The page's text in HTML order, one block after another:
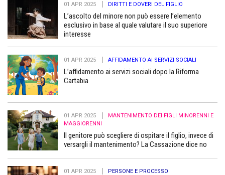
01 APR 2025 DIRITTI E DOVERI DEL FIGLIO
L’ascolto del minore non può essere l’elemento
esclusivo in base al quale valutare il suo superiore
interesse
01 APR 2025 AFFIDAMENTO AI SERVIZI SOCIALI
L’affidamento ai servizi sociali dopo la Riforma
Cartabia
01 APR 2025
MANTENIMENTO DEI FIGLI MINORENNI E
MAGGIORENNI
Il genitore può scegliere di ospitare il figlio, invece di
versargli il mantenimento? La Cassazione dice no
01 APR 2025 PERSONE E PROCESSO